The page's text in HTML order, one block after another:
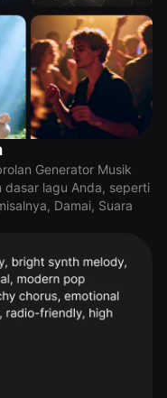
Generator Musik
dasar lagu Anda, seperti
Damai, Suara